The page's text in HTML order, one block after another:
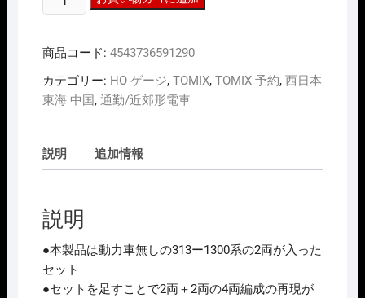
ｹﾞ
ｼﾞ
TOMIX
HO-
1300
系
郊
電
車
増
結
商品コード: 4543736591290
カテゴリー: HO ゲージ, TOMIX, TOMIX 予約, 西日本
東海 中国 , 通勤/近郊形電車
説明 追加情報
説明
●本製品は動力車無しの313ー1300系の2両が入った
セット
●セットを足すことで2両＋2両の4両編成の再現が